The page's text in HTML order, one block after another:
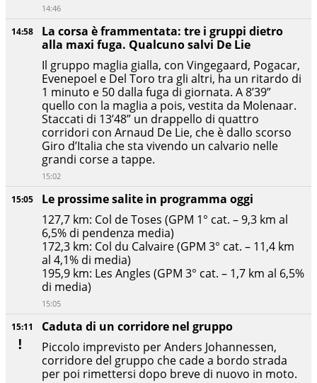
15:11
Caduta di un corridore nel gruppo
Piccolo imprevisto per Anders Johannessen,
corridore del gruppo che cade a bordo strada
per poi rimettersi dopo breve di nuovo in moto.
15:05
Le prossime salite in programma oggi
127,7 km: Col de Toses (GPM 1° cat. – 9,3 km al
6,5% di pendenza media)
172,3 km: Col du Calvaire (GPM 3° cat. – 11,4 km
al 4,1% di media)
195,9 km: Les Angles (GPM 3° cat. – 1,7 km al 6,5%
di media)
15:05
14:58
La corsa è frammentata: tre i gruppi dietro
alla maxi fuga. Qualcuno salvi De Lie
Il gruppo maglia gialla, con Vingegaard, Pogacar,
Evenepoel e Del Toro tra gli altri, ha un ritardo di
1 minuto e 50 dalla fuga di giornata. A 8’39”
quello con la maglia a pois, vestita da Molenaar.
Staccati di 13’48” un drappello di quattro
corridori con Arnaud De Lie, che è dallo scorso
Giro d’Italia che sta vivendo un calvario nelle
grandi corse a tappe.
15:02
14:46